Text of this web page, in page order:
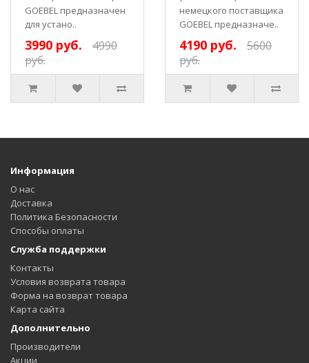
GOEBEL предназначен
для устано..
3990 руб.
4990
руб.
немецкого поставщика
GOEBEL предназначе..
4190 руб.
5600
руб.
Информация
О нас
Доставка
Политика Безопасности
Способы оплаты
Служба поддержки
Контакты
Условия возврата товара
Форма на возврат товара
Карта сайта
Дополнительно
Производители
Акции